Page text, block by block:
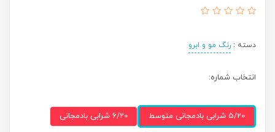
دسته : رنگ مو و ابرو
انتخاب شماره:
5/20 شرابی بادمجانی متوسط 6/20 شرابی بادمجانی